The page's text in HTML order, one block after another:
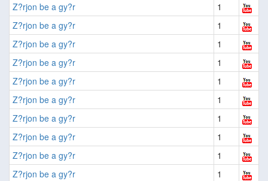
Z?rjon be a gy?r
1
Z?rjon be a gy?r
1
Z?rjon be a gy?r
1
Z?rjon be a gy?r
1
Z?rjon be a gy?r
1
Z?rjon be a gy?r
1
Z?rjon be a gy?r
1
Z?rjon be a gy?r
1
Z?rjon be a gy?r
1
Z?rjon be a gy?r
1